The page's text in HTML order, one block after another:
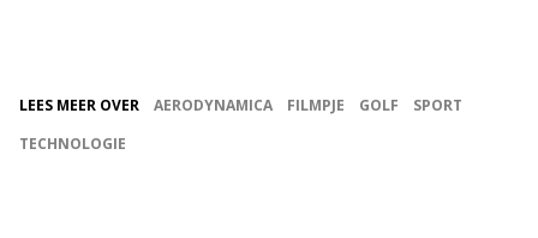
LEES MEER OVER AERODYNAMICA FILMPJE GOLF
SPORT
TECHNOLOGIE